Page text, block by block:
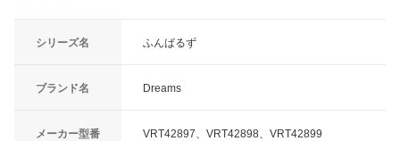
シリーズ名 ふんばるず
ブランド名 Dreams
メーカー型番 VRT42897、VRT42898、VRT42899